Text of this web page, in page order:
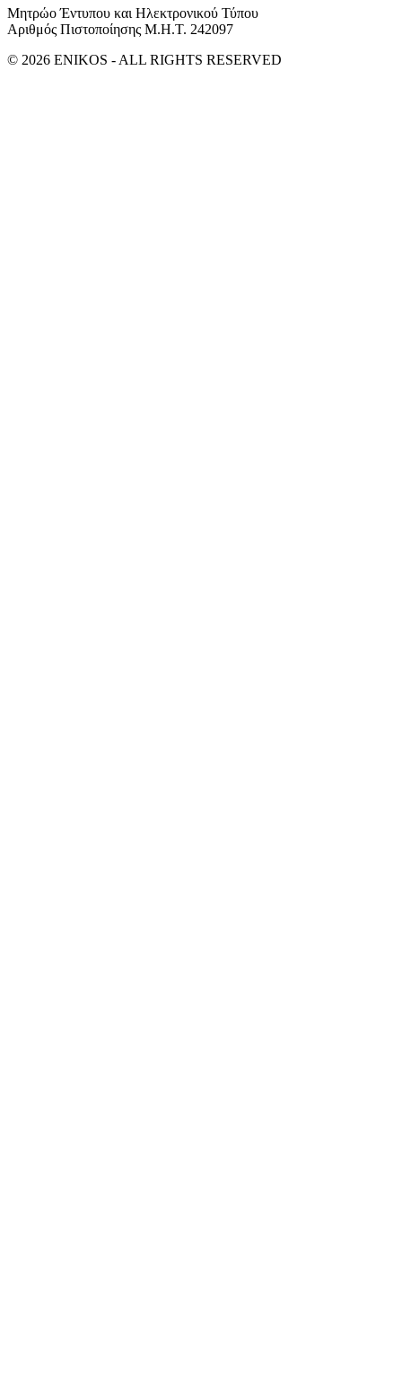
Μητρώο Έντυπου και Ηλεκτρονικού Τύπου
Αριθμός Πιστοποίησης Μ.Η.Τ. 242097
© 2026 ENIKOS - ALL RIGHTS RESERVED